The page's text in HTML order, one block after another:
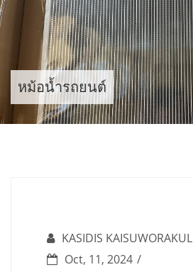
Skip
to
content
หม้อน้ำรถยนต์
KASIDIS KAISUWORAKUL
Oct, 11, 2024